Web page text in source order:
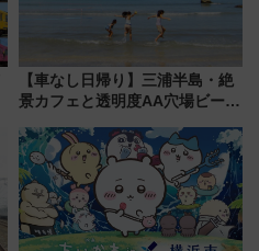
【車なし日帰り】三浦半島・絶
景カフェと透明度AA穴場ビーチ
用してストレスフリー旅へ行こ
う！